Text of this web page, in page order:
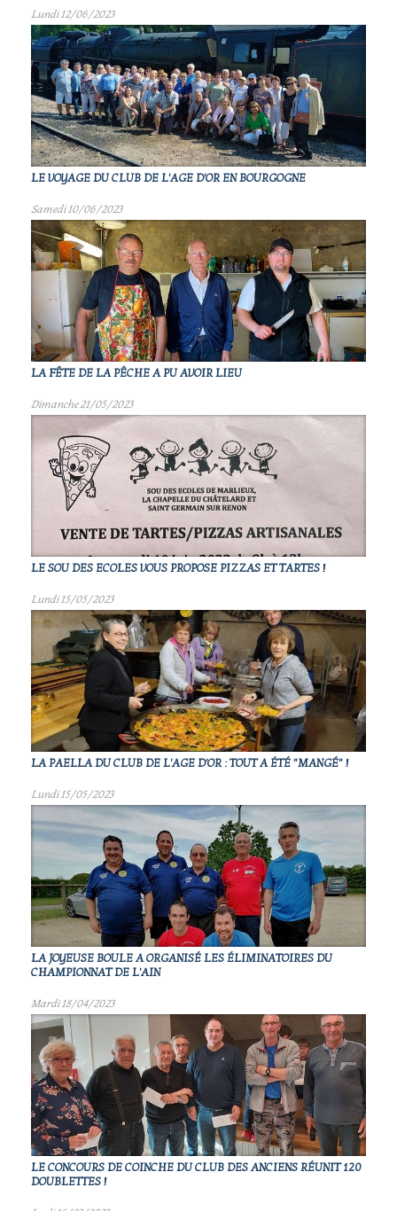
Lundi 12/06/2023
LE VOYAGE DU CLUB DE L'AGE D'OR EN BOURGOGNE
Samedi 10/06/2023
LA FÊTE DE LA PÊCHE A PU AVOIR LIEU
Dimanche 21/05/2023
LE SOU DES ECOLES VOUS PROPOSE PIZZAS ET TARTES !
Lundi 15/05/2023
LA PAELLA DU CLUB DE L'AGE D'OR : TOUT A ÉTÉ "MANGÉ" !
Lundi 15/05/2023
LA JOYEUSE BOULE A ORGANISÉ LES ÉLIMINATOIRES DU
CHAMPIONNAT DE L'AIN
Mardi 18/04/2023
LE CONCOURS DE COINCHE DU CLUB DES ANCIENS RÉUNIT 120
DOUBLETTES !